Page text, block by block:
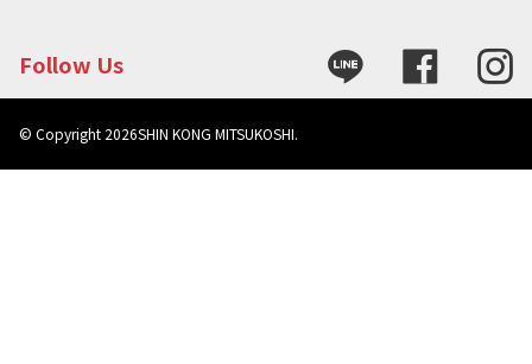
Follow Us
© Copyright 2026SHIN KONG MITSUKOSHI.